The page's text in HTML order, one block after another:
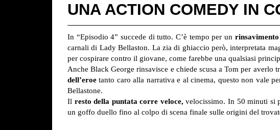
UNA ACTION COMEDY IN
In “Episodio 4” succede di tutto. C’è tempo per un
carnali di Lady Bellaston. La zia di ghiaccio però, interpretata
per cospirare contro il giovane, come farebbe una qualsiasi
Anche Black George rinsavisce e chiede scusa a Tom per averlo
dell’eroe tanto caro alla narrativa e al cinema, questo non vale
Bellastone.
Il resto della puntata corre veloce,velocissimo. In 50 minuti si
un goffo duello fino al colpo di scena finale sulle origini del